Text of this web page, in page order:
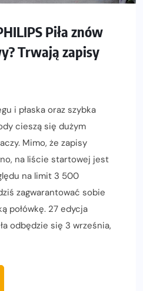
Piła znów
Trwają zapisy
i płaska oraz szybka
cieszą się dużym
Mimo, że zapisy
na liście startowej jest
na limit 3 500
zagwarantować sobie
połówkę. 27 edycja
odbędzie się 3 września,